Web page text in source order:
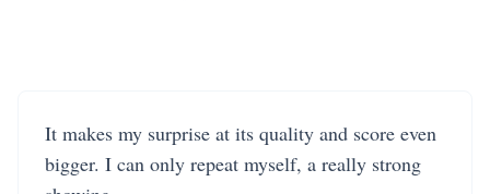
It makes my surprise at its quality and score even
bigger. I can only repeat myself, a really strong